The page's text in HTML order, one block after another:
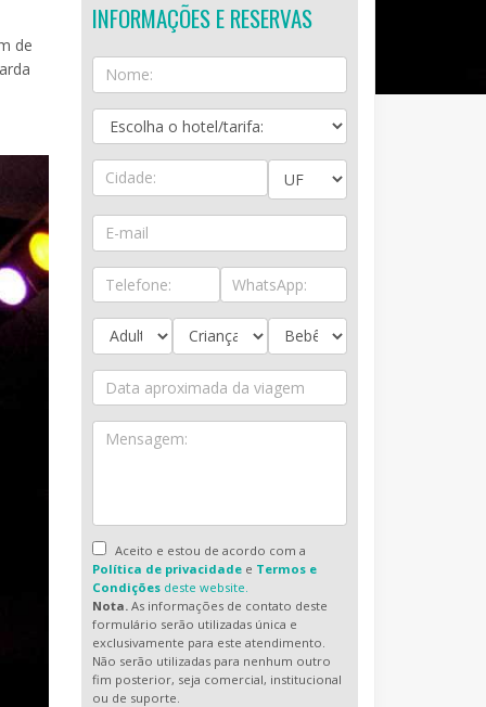
de
INFORMAÇÕES E RESERVAS
Aceito e estou de acordo com a
Política de privacidade e Termos e
Condições deste website.
Nota. As informações de contato deste
formulário serão utilizadas única e
exclusivamente para este atendimento.
Não serão utilizadas para nenhum outro
fim posterior, seja comercial, institucional
ou de suporte.